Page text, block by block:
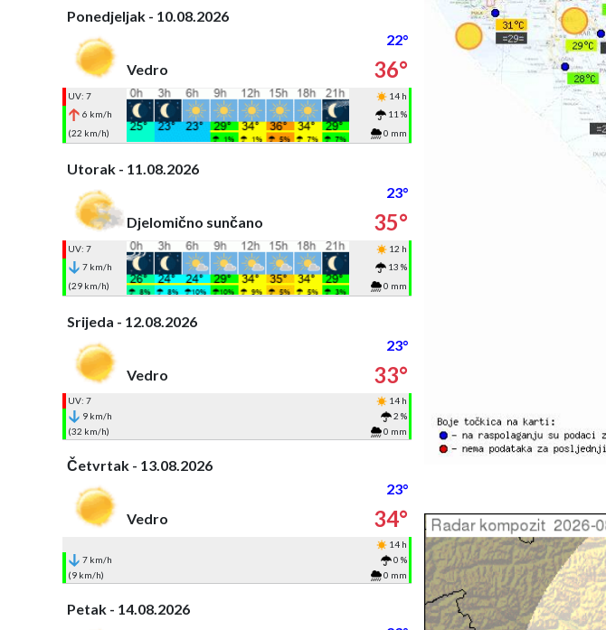
Ponedjeljak - 10.08.2026
22°
Vedro
36°
UV: 7
14 h
6 km/h
11 %
(22 km/h)
0 mm
Utorak - 11.08.2026
23°
Djelomično sunčano
35°
UV: 7
12 h
7 km/h
13 %
(29 km/h)
0 mm
Srijeda - 12.08.2026
23°
Vedro
33°
UV: 7
14 h
9 km/h
2 %
(32 km/h)
0 mm
Četvrtak - 13.08.2026
23°
Vedro
34°
14 h
7 km/h
0 %
(9 km/h)
0 mm
Petak - 14.08.2026